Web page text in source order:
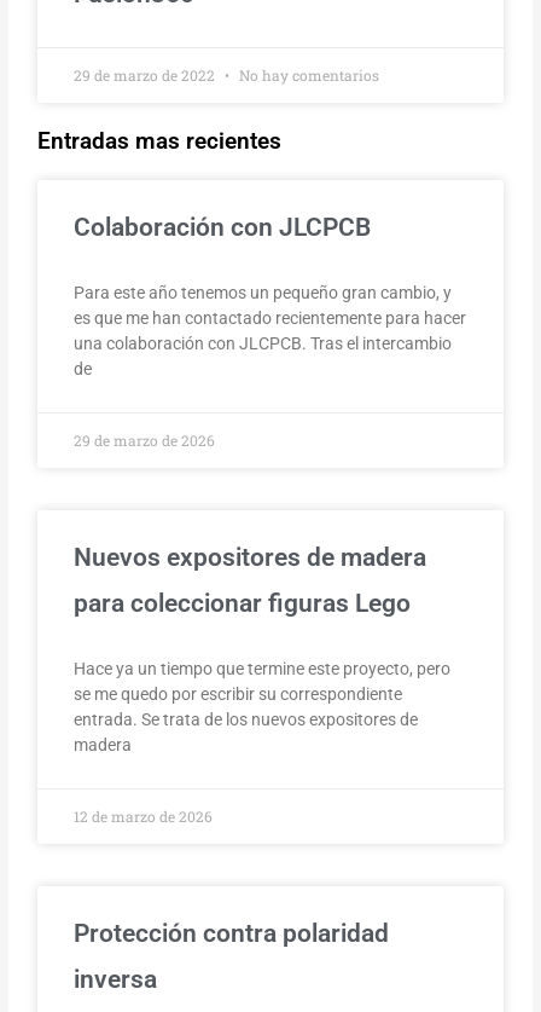
29 de marzo de 2022 No hay comentarios
Entradas mas recientes
Colaboración con JLCPCB
Para este año tenemos un pequeño gran cambio, y
es que me han contactado recientemente para hacer
una colaboración con JLCPCB. Tras el intercambio
de
29 de marzo de 2026
Nuevos expositores de madera
para coleccionar figuras Lego
Hace ya un tiempo que termine este proyecto, pero
se me quedo por escribir su correspondiente
entrada. Se trata de los nuevos expositores de
madera
12 de marzo de 2026
Protección contra polaridad
inversa